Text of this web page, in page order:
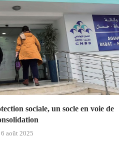
sociale, un socle en voie de
6 août 2025